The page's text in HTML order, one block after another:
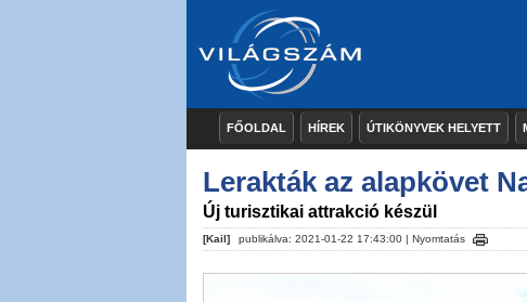
FŐOLDAL HÍREK ÚTIKÖNYVEK HELYETT
Lerakták az alapkövet
Új turisztikai attrakció készül
[Kail] publikálva: 2021-01-22 17:43:00 | Nyomtatás